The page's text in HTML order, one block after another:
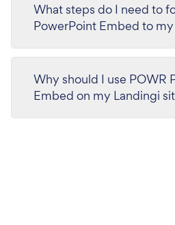
What steps do I need to
PowerPoint Embed to
Why should I use POWR
Embed on my Landingi